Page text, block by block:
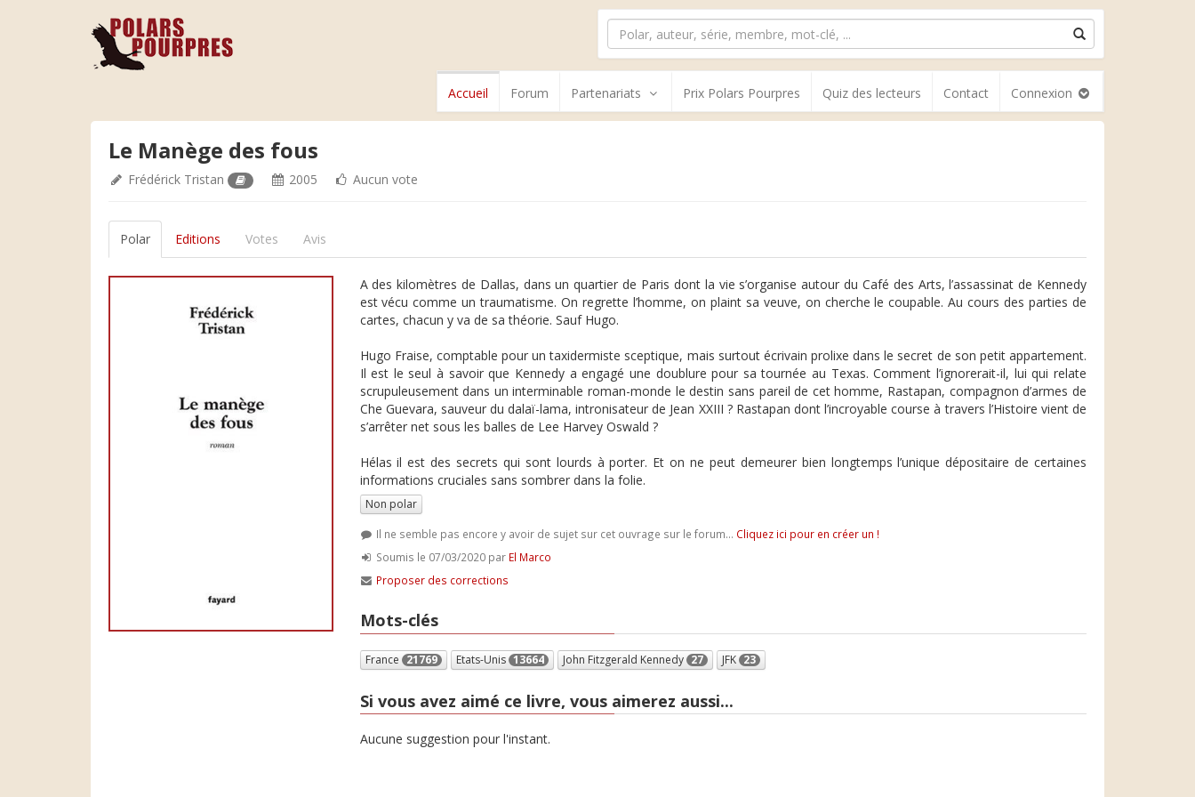
Accueil Forum Partenariats Prix Polars Pourpres Quiz des lecteurs Contact Connexion
Le Manège des fous
Frédérick Tristan 2005 Aucun vote
Polar Editions Votes Avis
A des kilomètres de Dallas, dans un quartier de Paris dont la vie s’organise autour du Café des Arts, l’assassinat de Kennedy
est vécu comme un traumatisme. On regrette l’homme, on plaint sa veuve, on cherche le coupable. Au cours des parties de
cartes, chacun y va de sa théorie. Sauf Hugo.
Hugo Fraise, comptable pour un taxidermiste sceptique, mais surtout écrivain prolixe dans le secret de son petit appartement.
Il est le seul à savoir que Kennedy a engagé une doublure pour sa tournée au Texas. Comment l’ignorerait-il, lui qui relate
scrupuleusement dans un interminable roman-monde le destin sans pareil de cet homme, Rastapan, compagnon d’armes de
Che Guevara, sauveur du dalaï-lama, intronisateur de Jean XXIII ? Rastapan dont l’incroyable course à travers l’Histoire vient de
s’arrêter net sous les balles de Lee Harvey Oswald ?
Hélas il est des secrets qui sont lourds à porter. Et on ne peut demeurer bien longtemps l’unique dépositaire de certaines
informations cruciales sans sombrer dans la folie.
Non polar
Il ne semble pas encore y avoir de sujet sur cet ouvrage sur le forum... Cliquez ici pour en créer un !
Soumis le 07/03/2020 par El Marco
Proposer des corrections
Mots-clés
France 21769 Etats-Unis 13664 John Fitzgerald Kennedy 27 JFK 23
Si vous avez aimé ce livre, vous aimerez aussi...
Aucune suggestion pour l'instant.